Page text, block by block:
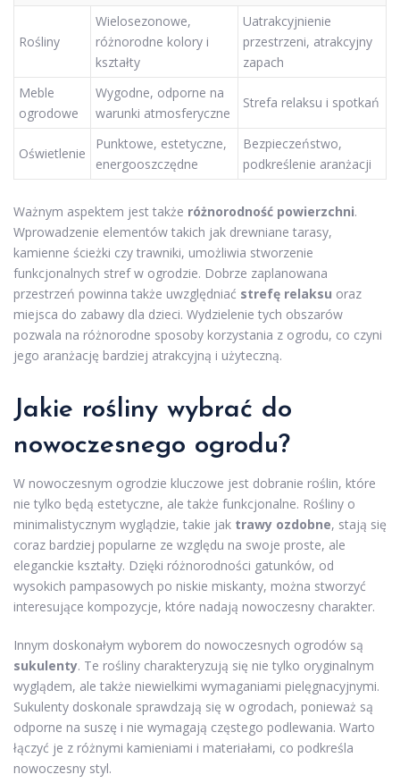
Rośliny
Wielosezonowe,
różnorodne kolory i
kształty
Uatrakcyjnienie
przestrzeni, atrakcyjny
zapach
Meble
ogrodowe
Wygodne, odporne na
warunki atmosferyczne
Strefa relaksu i spotkań
Oświetlenie
Punktowe, estetyczne,
energooszczędne
Bezpieczeństwo,
podkreślenie aranżacji
Ważnym aspektem jest także różnorodność powierzchni.
Wprowadzenie elementów takich jak drewniane tarasy,
kamienne ścieżki czy trawniki, umożliwia stworzenie
funkcjonalnych stref w ogrodzie. Dobrze zaplanowana
przestrzeń powinna także uwzględniać strefę relaksu oraz
miejsca do zabawy dla dzieci. Wydzielenie tych obszarów
pozwala na różnorodne sposoby korzystania z ogrodu, co czyni
jego aranżację bardziej atrakcyjną i użyteczną.
Jakie rośliny wybrać do
nowoczesnego ogrodu?
W nowoczesnym ogrodzie kluczowe jest dobranie roślin, które
nie tylko będą estetyczne, ale także funkcjonalne. Rośliny o
minimalistycznym wyglądzie, takie jak trawy ozdobne, stają się
coraz bardziej popularne ze względu na swoje proste, ale
eleganckie kształty. Dzięki różnorodności gatunków, od
wysokich pampasowych po niskie miskanty, można stworzyć
interesujące kompozycje, które nadają nowoczesny charakter.
Innym doskonałym wyborem do nowoczesnych ogrodów są
sukulenty. Te rośliny charakteryzują się nie tylko oryginalnym
wyglądem, ale także niewielkimi wymaganiami pielęgnacyjnymi.
Sukulenty doskonale sprawdzają się w ogrodach, ponieważ są
odporne na suszę i nie wymagają częstego podlewania. Warto
łączyć je z różnymi kamieniami i materiałami, co podkreśla
nowoczesny styl.